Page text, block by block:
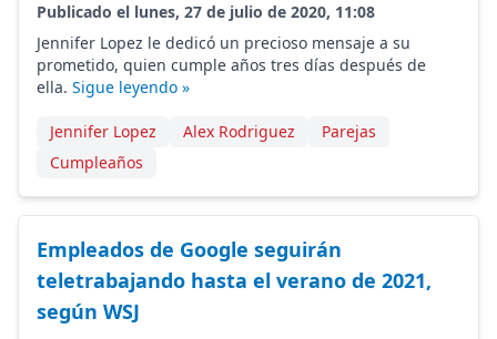
Publicado el lunes, 27 de julio de 2020, 11:08
Jennifer Lopez le dedicó un precioso mensaje a su
prometido, quien cumple años tres días después de
ella. Sigue leyendo »
Jennifer Lopez Alex Rodriguez
Parejas
Cumpleaños
Empleados de Google seguirán
teletrabajando hasta el verano de 2021,
según WSJ